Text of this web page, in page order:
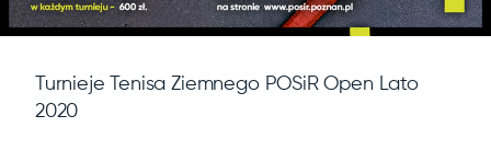
Turnieje Tenisa Ziemnego POSiR Open Lato
2020